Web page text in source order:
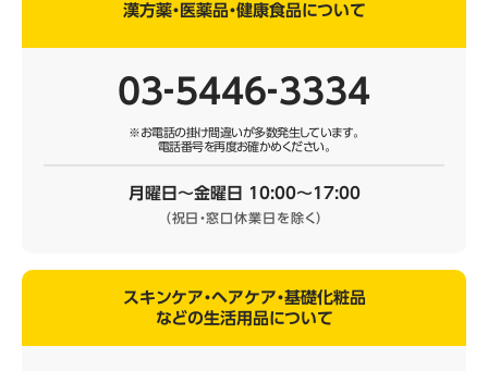
漢方薬・医薬品・健康食品について
03‐5446‐3334
※お電話の掛け間違いが多数発生しています。
電話番号を再度お確かめください。
月曜日～金曜日 10:00～17:00
（祝日・窓口休業日を除く）
スキンケア・ヘアケア・基礎化粧品
などの生活用品について